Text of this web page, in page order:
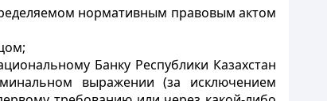
нормативным правовым актом
Банку Республики Казахстан
выражении (за исключением